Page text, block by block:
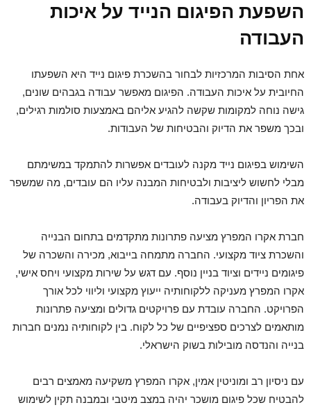
השפעת הפיגום הנייד על איכות
העבודה
אחת הסיבות המרכזיות לבחור בהשכרת פיגום נייד היא השפעתו
החיובית על איכות העבודה. הפיגום מאפשר עבודה בגבהים שונים,
גישה נוחה למקומות שקשה להגיע אליהם באמצעות סולמות רגילים,
ובכך משפר את הדיוק והבטיחות של העבודות.
השימוש בפיגום נייד מקנה לעובדים אפשרות להתמקד במשימתם
מבלי לחשוש ליציבות ולבטיחות המבנה עליו הם עובדים, מה שמשפר
את הפריון והדיוק בעבודה.
חברת אקרו המפרץ מציעה פתרונות מתקדמים בתחום הבנייה
והשכרת ציוד מקצועי. החברה מתמחה בייבוא, מכירה והשכרה של
פיגומים ניידים וציוד בניין נוסף. עם דגש על שירות מקצועי ויחס אישי,
אקרו המפרץ מעניקה ללקוחותיה ייעוץ מקצועי וליווי לכל אורך
הפרויקט. החברה עובדת עם פרויקטים גדולים ומציעה פתרונות
מותאמים לצרכים ספציפיים של כל לקוח. בין לקוחותיה נמנים חברות
בנייה והנדסה מובילות בשוק הישראלי.
עם ניסיון רב ומוניטין אמין, אקרו המפרץ משקיעה מאמצים רבים
להבטיח שכל פיגום מושכר יהיה במצב מיטבי ובמבנה תקין לשימוש